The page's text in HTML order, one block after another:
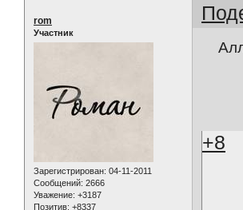
rom
Участник
Зарегистрирован: 04-11-2011
Сообщений: 2666
Уважение: +3187
Позитив: +8337
+8